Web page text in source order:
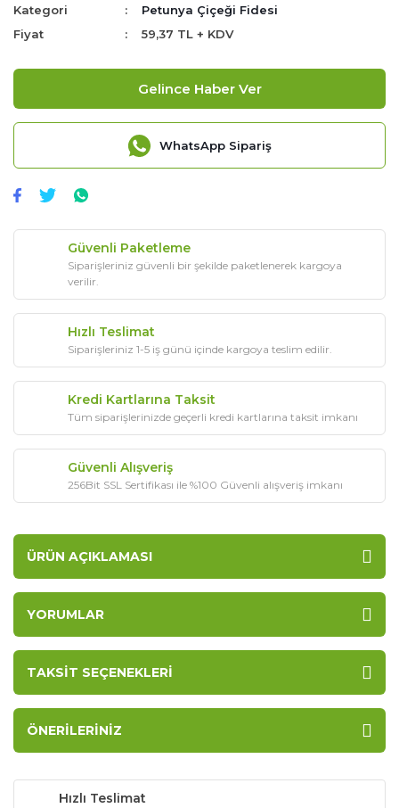
Kategori
Petunya Çiçeği Fidesi
Fiyat
59,37 TL + KDV
Gelince Haber Ver
WhatsApp Sipariş
Güvenli Paketleme
Siparişleriniz güvenli bir şekilde paketlenerek kargoya
verilir.
Hızlı Teslimat
Siparişleriniz 1-5 iş günü içinde kargoya teslim edilir.
Kredi Kartlarına Taksit
Tüm siparişlerinizde geçerli kredi kartlarına taksit imkanı
Güvenli Alışveriş
256Bit SSL Sertifikası ile %100 Güvenli alışveriş imkanı
ÜRÜN AÇIKLAMASI
YORUMLAR
TAKSIT SEÇENEKLERI
ÖNERILERINIZ
Hızlı Teslimat